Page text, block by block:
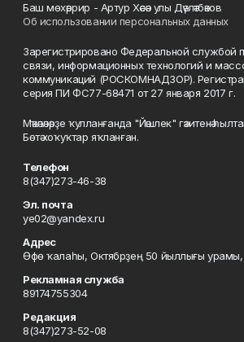
Баш мөхәррир - Артур Хәсән улы Дәүләтбәков
Об использовании персональных данных
Зарегистрировано Федеральной службой
связи, информационных технологий и
коммуникаций (РОСКОМНАДЗОР).
серия ПИ ФС77-68471 от 27 января 2017 г.
Мәҡәләләрҙе ҡулланғанда "Йәшлек" гәзитенә
Бөтә хоҡуҡтар яҡланған.
Телефон
8(347)273-46-38
Эл. почта
ye02@yandex.ru
Адрес
Өфө ҡалаһы, Октябрҙең 50 йыллығы урамы,
Рекламная служба
89174755304
Редакция
8(347)273-52-08